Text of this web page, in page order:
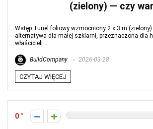
(zielony) — czy
Wstęp Tunel foliowy wzmocniony 2 x 3 m
alternatywa dla małej szklarni, przeznaczona dla
właścicieli ...
BuildCompany 2026-03-28
CZYTAJ WIĘCEJ
0